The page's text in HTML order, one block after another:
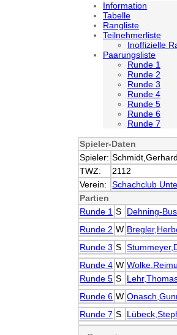
Information
Tabelle
Rangliste
Teilnehmerliste
Inoffizielle
Paarungsliste
Runde 1
Runde 2
Runde 3
Runde 4
Runde 5
Runde 6
Runde 7
Spieler-Daten
Spieler: Schmidt,Gerhard
TWZ:
2112
Verein:
Schachclub
Partien
Runde 1 S Dehning-
Runde 2 W
Runde 3 S
Runde 4 W
Runde 5 S
Runde 6 W
Runde 7 S